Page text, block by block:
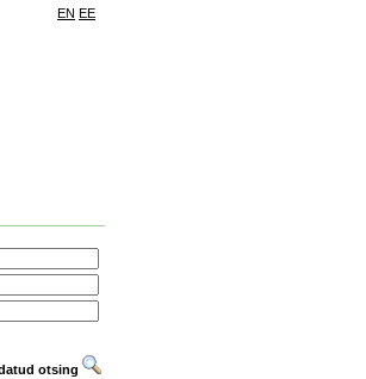
EN EE
otsing